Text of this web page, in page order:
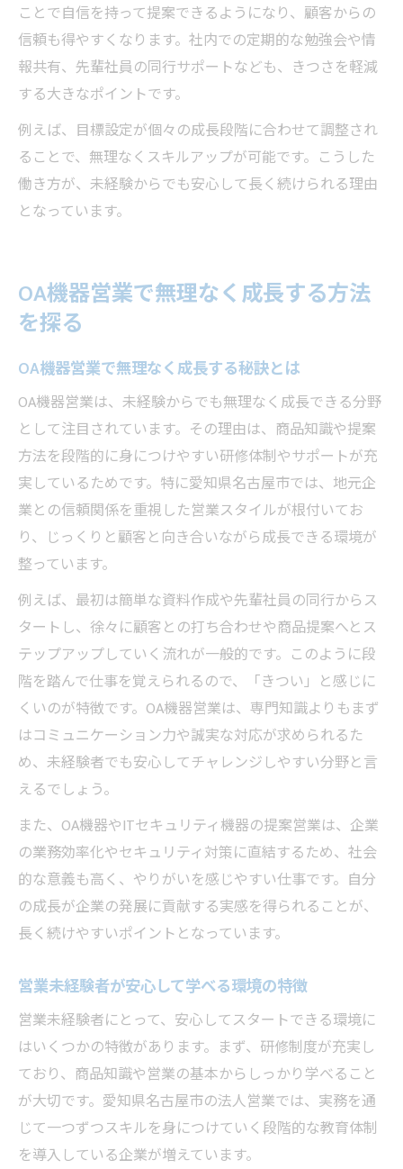
ことで自信を持って提案できるようになり、顧客からの
信頼も得やすくなります。社内での定期的な勉強会や情
報共有、先輩社員の同行サポートなども、きつさを軽減
する大きなポイントです。
例えば、目標設定が個々の成長段階に合わせて調整され
ることで、無理なくスキルアップが可能です。こうした
働き方が、未経験からでも安心して長く続けられる理由
となっています。
OA機器営業で無理なく成長する方法
を探る
OA機器営業で無理なく成長する秘訣とは
OA機器営業は、未経験からでも無理なく成長できる分野
として注目されています。その理由は、商品知識や提案
方法を段階的に身につけやすい研修体制やサポートが充
実しているためです。特に愛知県名古屋市では、地元企
業との信頼関係を重視した営業スタイルが根付いてお
り、じっくりと顧客と向き合いながら成長できる環境が
整っています。
例えば、最初は簡単な資料作成や先輩社員の同行からス
タートし、徐々に顧客との打ち合わせや商品提案へとス
テップアップしていく流れが一般的です。このように段
階を踏んで仕事を覚えられるので、「きつい」と感じに
くいのが特徴です。OA機器営業は、専門知識よりもまず
はコミュニケーション力や誠実な対応が求められるた
め、未経験者でも安心してチャレンジしやすい分野と言
えるでしょう。
また、OA機器やITセキュリティ機器の提案営業は、企業
の業務効率化やセキュリティ対策に直結するため、社会
的な意義も高く、やりがいを感じやすい仕事です。自分
の成長が企業の発展に貢献する実感を得られることが、
長く続けやすいポイントとなっています。
営業未経験者が安心して学べる環境の特徴
営業未経験者にとって、安心してスタートできる環境に
はいくつかの特徴があります。まず、研修制度が充実し
ており、商品知識や営業の基本からしっかり学べること
が大切です。愛知県名古屋市の法人営業では、実務を通
じて一つずつスキルを身につけていく段階的な教育体制
を導入している企業が増えています。